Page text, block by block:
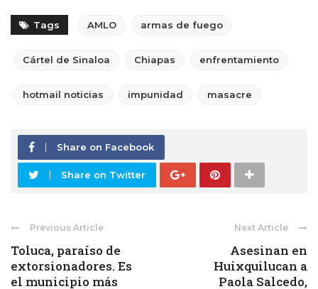
Tags AMLO armas de fuego
Cártel de Sinaloa Chiapas enfrentamiento
hotmail noticias impunidad masacre
Share on Facebook
Share on Twitter
Previous Article
Toluca, paraíso de
extorsionadores. Es
el municipio más
Next Article
Asesinan en
Huixquilucan a
Paola Salcedo,